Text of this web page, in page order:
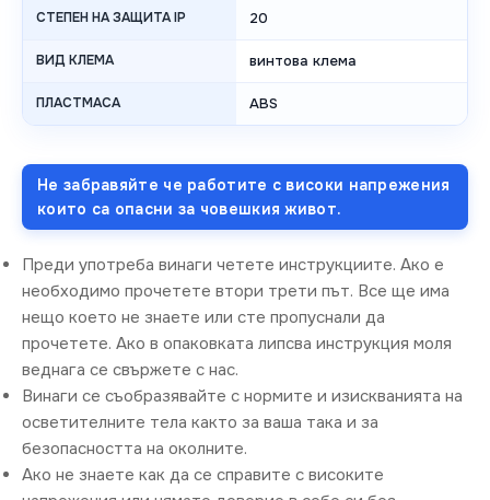
СТЕПЕН НА ЗАЩИТА IP 20
ВИД КЛЕМА винтова клема
ПЛАСТМАСА ABS
Не забравяйте че работите с високи напрежения
които са опасни за човешкия живот.
Преди употреба винаги четете инструкциите. Ако е
необходимо прочетете втори трети път. Все ще има
нещо което не знаете или сте пропуснали да
прочетете. Ако в опаковката липсва инструкция моля
веднага се свържете с нас.
Винаги се съобразявайте с нормите и изискванията на
осветителните тела както за ваша така и за
безопасността на околните.
Ако не знаете как да се справите с високите